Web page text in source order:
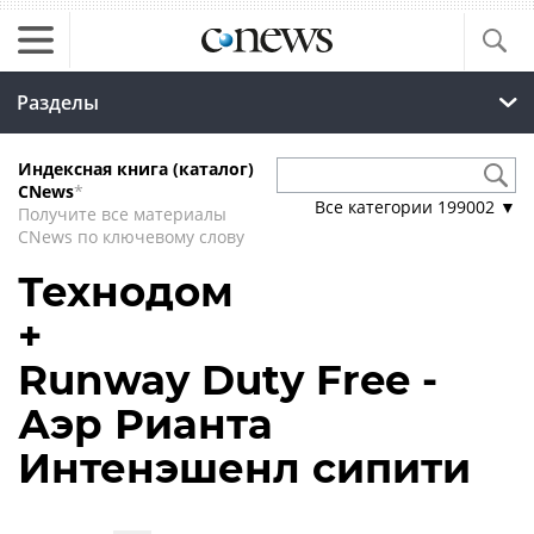
Разделы
Индексная книга (каталог)
CNews*
Получите все материалы
CNews по ключевому слову
Все категории 199002 ▼
Технодом
+
Runway Duty Free -
Аэр Рианта
Интенэшенл сипити